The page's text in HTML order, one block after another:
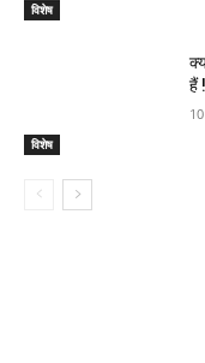
विशेष
विशेष
हैं !